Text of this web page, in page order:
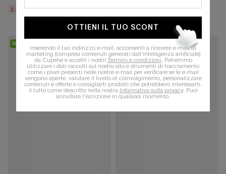
3 articoli -15%
3 articoli -15%
NUOVO
OTTIENI IL TUO SCONT
Inserendo il tuo indirizzo e-mail, acconsenti a ricevere e-mail di
marketing (compresi contenuti generati dall'intelligenza artificiale)
da Cupshe e accetti i nostri Termini e condizioni. Potremmo
utilizzare i dati raccolti sul nostro sito e strumenti di tracciamento
come i pixel presenti nelle nostre e-mail per verificare se le e-mail
vengono aperte, valutare il livello di coinvolgimento, personalizzare
contenuti e offerte e consigliarti prodotti che potrebbero interessarti,
il tutto come descritto nella nostra Informativa sulla privacy. Puoi
annullare l'iscrizione in qualsiasi momento.